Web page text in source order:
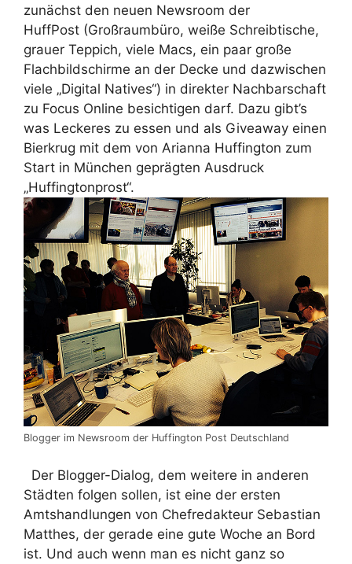
zunächst den neuen Newsroom der
HuffPost (Großraumbüro, weiße Schreibtische,
grauer Teppich, viele Macs, ein paar große
Flachbildschirme an der Decke und dazwischen
viele „Digital Natives“) in direkter Nachbarschaft
zu Focus Online besichtigen darf. Dazu gibt’s
was Leckeres zu essen und als Giveaway einen
Bierkrug mit dem von Arianna Huffington zum
Start in München geprägten Ausdruck
„Huffingtonprost“.
Blogger im Newsroom der Huffington Post Deutschland
Der Blogger-Dialog, dem weitere in anderen
Städten folgen sollen, ist eine der ersten
Amtshandlungen von Chefredakteur Sebastian
Matthes, der gerade eine gute Woche an Bord
ist. Und auch wenn man es nicht ganz so